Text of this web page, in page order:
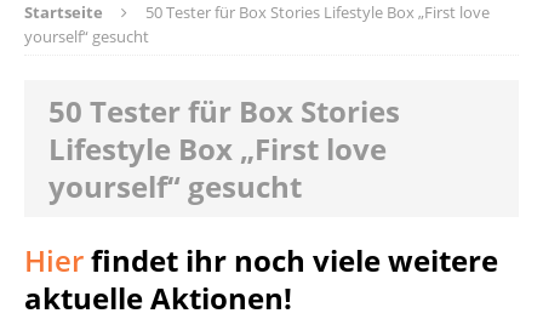
Startseite
50 Tester für Box Stories Lifestyle Box „First love
yourself“ gesucht
50 Tester für Box Stories
Lifestyle Box „First love
yourself“ gesucht
Hierfindet ihr noch viele weitere
aktuelle Aktionen!